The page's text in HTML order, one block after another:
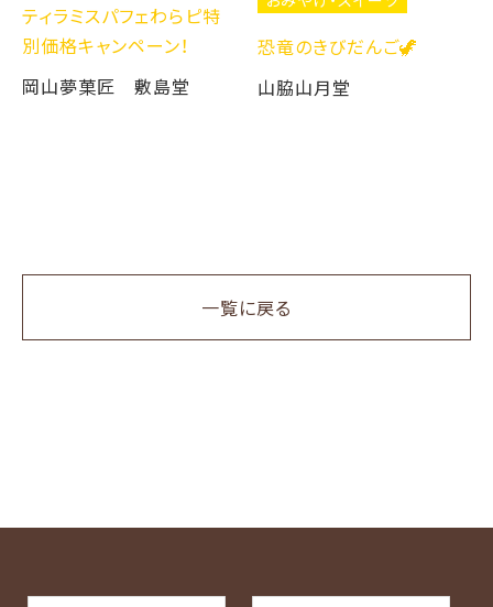
ティラミスパフェわらピ特
別価格キャンペーン！
岡山夢菓匠 敷島堂
恐竜のきびだんご🦖
山脇山月堂
一覧に戻る